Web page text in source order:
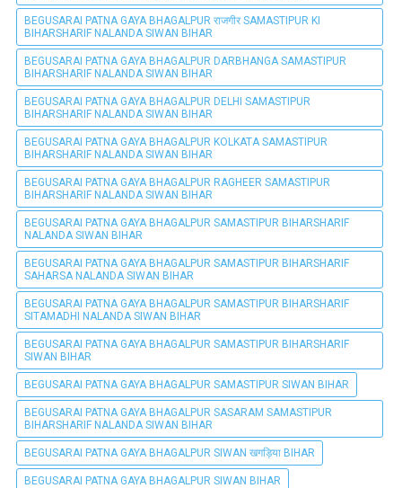
BEGUSARAI PATNA GAYA BHAGALPUR राजगीर SAMASTIPUR KI
BIHARSHARIF NALANDA SIWAN BIHAR
BEGUSARAI PATNA GAYA BHAGALPUR DARBHANGA SAMASTIPUR
BIHARSHARIF NALANDA SIWAN BIHAR
BEGUSARAI PATNA GAYA BHAGALPUR DELHI SAMASTIPUR
BIHARSHARIF NALANDA SIWAN BIHAR
BEGUSARAI PATNA GAYA BHAGALPUR KOLKATA SAMASTIPUR
BIHARSHARIF NALANDA SIWAN BIHAR
BEGUSARAI PATNA GAYA BHAGALPUR RAGHEER SAMASTIPUR
BIHARSHARIF NALANDA SIWAN BIHAR
BEGUSARAI PATNA GAYA BHAGALPUR SAMASTIPUR BIHARSHARIF
NALANDA SIWAN BIHAR
BEGUSARAI PATNA GAYA BHAGALPUR SAMASTIPUR BIHARSHARIF
SAHARSA NALANDA SIWAN BIHAR
BEGUSARAI PATNA GAYA BHAGALPUR SAMASTIPUR BIHARSHARIF
SITAMADHI NALANDA SIWAN BIHAR
BEGUSARAI PATNA GAYA BHAGALPUR SAMASTIPUR BIHARSHARIF
SIWAN BIHAR
BEGUSARAI PATNA GAYA BHAGALPUR SAMASTIPUR SIWAN BIHAR
BEGUSARAI PATNA GAYA BHAGALPUR SASARAM SAMASTIPUR
BIHARSHARIF NALANDA SIWAN BIHAR
BEGUSARAI PATNA GAYA BHAGALPUR SIWAN खगड़िया BIHAR
BEGUSARAI PATNA GAYA BHAGALPUR SIWAN BIHAR